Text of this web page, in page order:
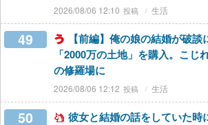
2026/08/06 12:10 生活
49
【前編】俺の娘の結婚が破
「2000万の土地」を購入。こじ
の修羅場に
2026/08/06 12:12 生活
50 彼女と結婚の話をしていた時